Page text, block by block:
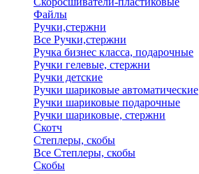
Файлы
Ручки,стержни
Все Ручки,стержни
Ручка бизнес класса, подарочные
Ручки гелевые, стержни
Ручки детские
Ручки шариковые автоматические
Ручки шариковые подарочные
Ручки шариковые, стержни
Скотч
Степлеры, скобы
Все Степлеры, скобы
Скобы